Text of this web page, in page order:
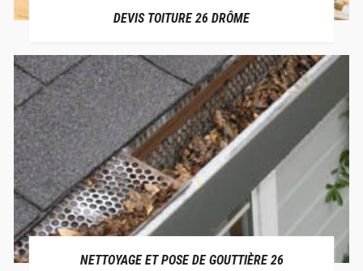
DEVIS TOITURE 26 DRÔME
NETTOYAGE ET POSE DE GOUTTIÈRE 26